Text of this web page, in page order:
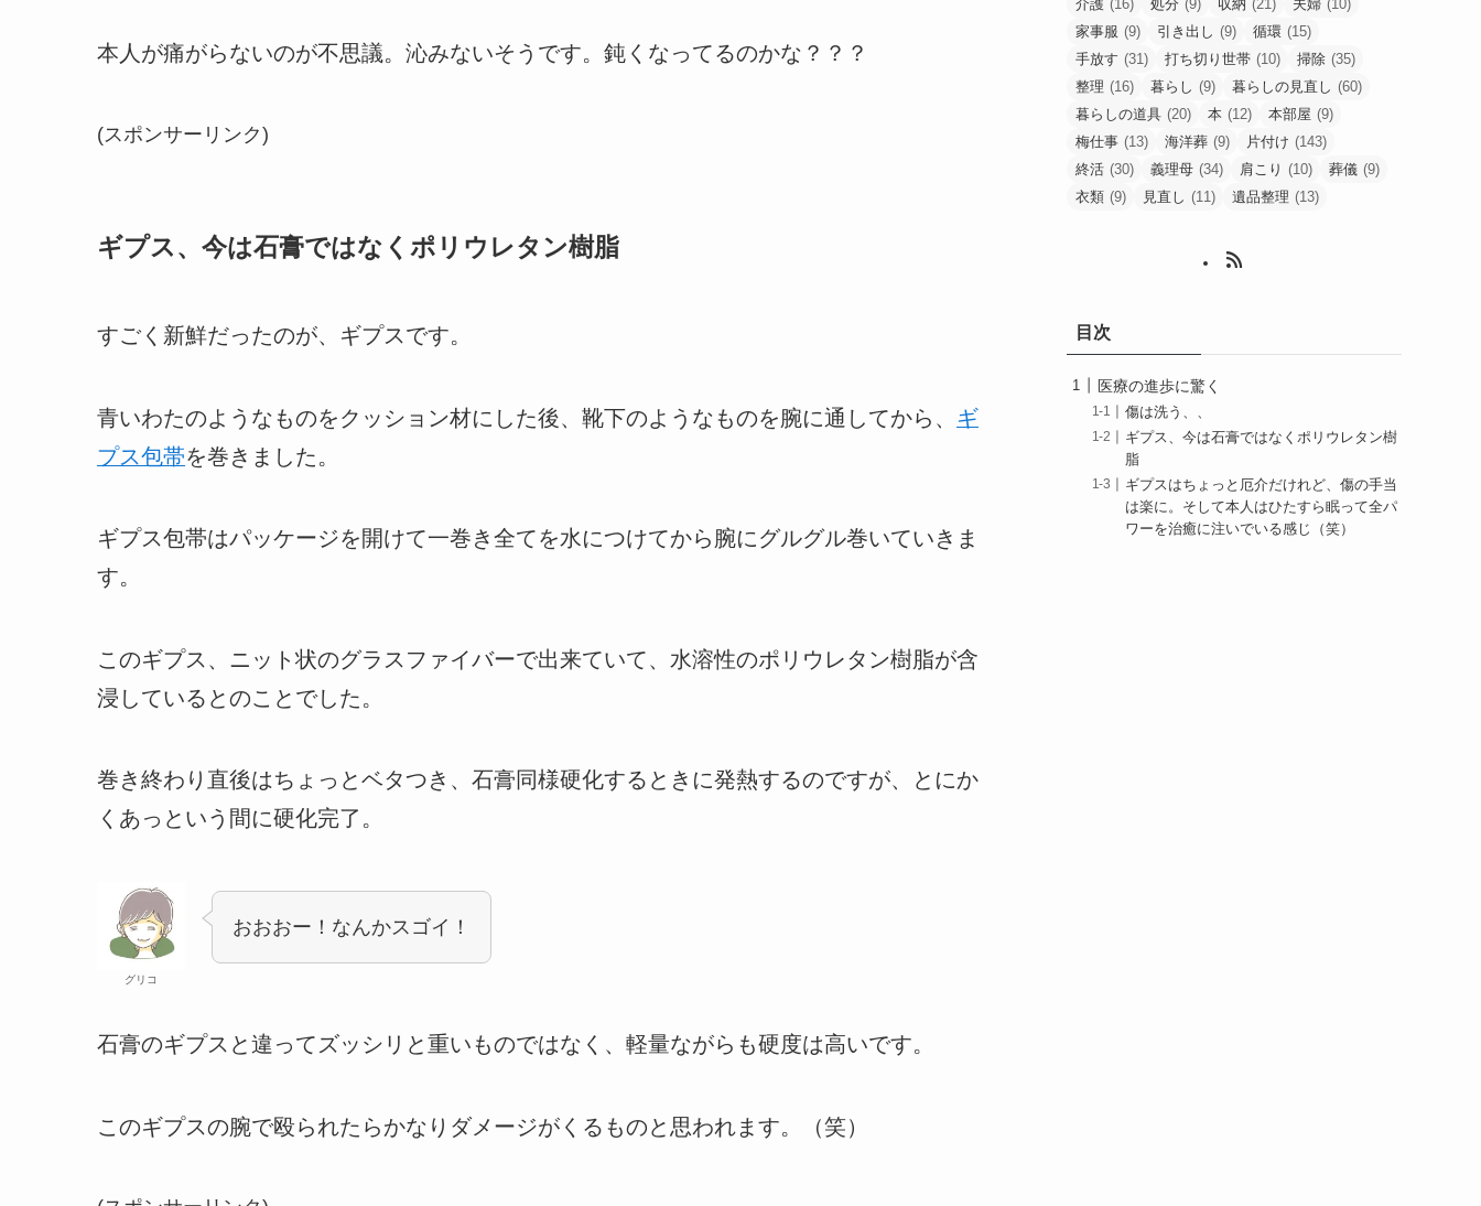
本人が痛がらないのが不思議。沁みないそうです。鈍くなってるのかな？？？
(スポンサーリンク)
ギプス、今は石膏ではなくポリウレタン樹脂
すごく新鮮だったのが、ギプスです。
青いわたのようなものをクッション材にした後、靴下のようなものを腕に通してから、 ギ
プス包帯を巻きました。
ギプス包帯はパッケージを開けて一巻き全てを水につけてから腕にグルグル巻いていきま
す。
このギプス、ニット状のグラスファイバーで出来ていて、水溶性のポリウレタン樹脂が含
浸しているとのことでした。
巻き終わり直後はちょっとベタつき、石膏同様硬化するときに発熱するのですが、とにか
くあっという間に硬化完了。
グリコ
おおおー！なんかスゴイ！
石膏のギプスと違ってズッシリと重いものではなく、軽量ながらも硬度は高いです。
このギプスの腕で殴られたらかなりダメージがくるものと思われます。（笑）
介護 (16) 処分 (9) 収納 (21) 夫婦 (10)
家事服 (9) 引き出し (9) 循環 (15)
手放す (31) 打ち切り世帯 (10) 掃除 (35)
整理 (16) 暮らし (9) 暮らしの見直し (60)
暮らしの道具 (20) 本 (12) 本部屋 (9)
梅仕事 (13) 海洋葬 (9) 片付け (143)
終活 (30) 義理母 (34) 肩こり (10) 葬儀 (9)
衣類 (9) 見直し (11) 遺品整理 (13)
目次
医療の進歩に驚く
傷は洗う、、
ギプス、今は石膏ではなくポリウレタン樹
脂
ギプスはちょっと厄介だけれど、傷の手当
は楽に。そして本人はひたすら眠って全パ
ワーを治癒に注いでいる感じ（笑）